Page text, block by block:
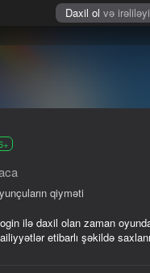
Daxil ol və
qiyməti
ilə daxil olan zaman
etibarlı şəkildə